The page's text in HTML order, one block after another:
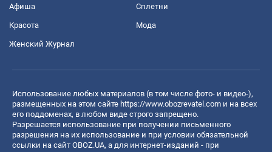
Афиша Сплетни
Красота Мода
Женский Журнал
Использование любых материалов (в том числе фото- и видео-),
размещенных на этом сайте https://www.obozrevatel.com и на всех
его поддоменах, в любом виде строго запрещено.
Разрешается использование при получении письменного
разрешения на их использование и при условии обязательной
ссылки на сайт OBOZ.UA, а для интернет-изданий - при